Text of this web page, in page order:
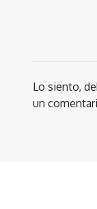
Lo siento,
un